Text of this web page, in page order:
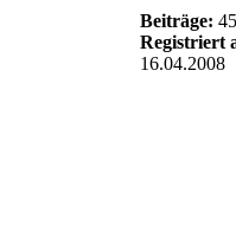
Beiträge:
Registriert
16.04.2008